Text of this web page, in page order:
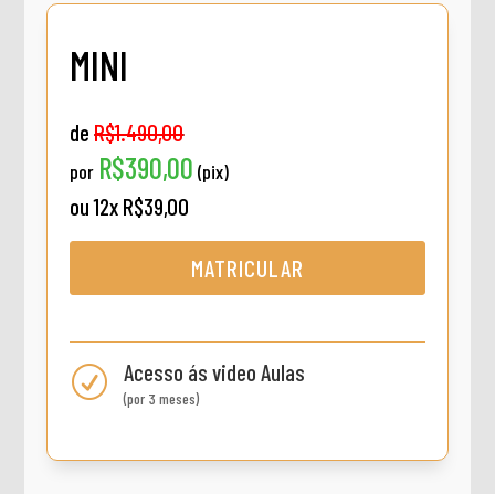
MINI
deR$1.490,00
por R$390,00 (pix)
ou 12x R$39,00
MATRICULAR
R Acesso ás video Aulas
(por 3 meses)